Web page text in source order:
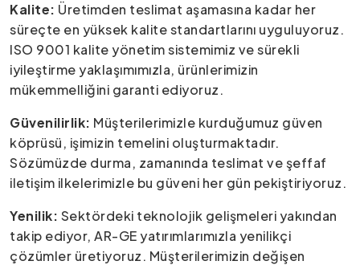
Kalite: Üretimden teslimat aşamasına kadar her
süreçte en yüksek kalite standartlarını uyguluyoruz.
ISO 9001 kalite yönetim sistemimiz ve sürekli
iyileştirme yaklaşımımızla, ürünlerimizin
mükemmelliğini garanti ediyoruz.
Güvenilirlik: Müşterilerimizle kurduğumuz güven
köprüsü, işimizin temelini oluşturmaktadır.
Sözümüzde durma, zamanında teslimat ve şeffaf
iletişim ilkelerimizle bu güveni her gün pekiştiriyoruz.
Yenilik: Sektördeki teknolojik gelişmeleri yakından
takip ediyor, AR-GE yatırımlarımızla yenilikçi
çözümler üretiyoruz. Müşterilerimizin değişen